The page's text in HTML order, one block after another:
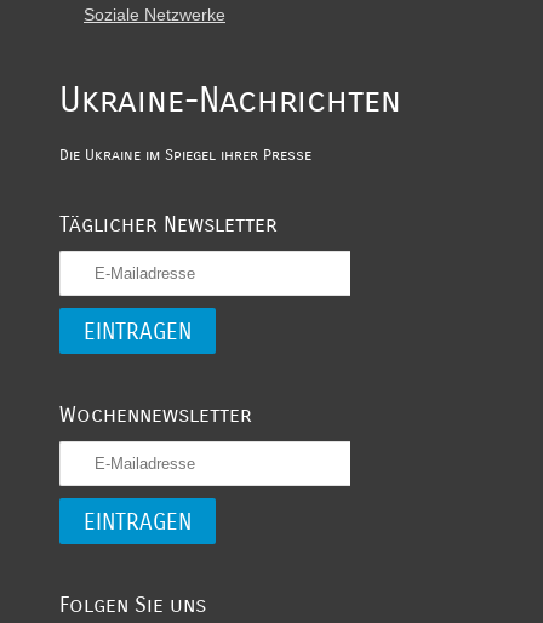
Soziale Netzwerke
Ukraine-Nachrichten
Die Ukraine im Spiegel ihrer Presse
Täglicher Newsletter
Wochennewsletter
Folgen Sie uns